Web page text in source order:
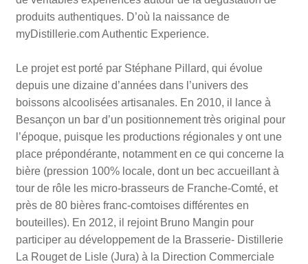
produits authentiques. D’où la naissance de
myDistillerie.com Authentic Experience.
Le projet est porté par Stéphane Pillard, qui évolue
depuis une dizaine d’années dans l’univers des
boissons alcoolisées artisanales. En 2010, il lance à
Besançon un bar d’un positionnement très original pour
l’époque, puisque les productions régionales y ont une
place prépondérante, notamment en ce qui concerne la
bière (pression 100% locale, dont un bec accueillant à
tour de rôle les micro-brasseurs de Franche-Comté, et
près de 80 bières franc-comtoises différentes en
bouteilles). En 2012, il rejoint Bruno Mangin pour
participer au développement de la Brasserie- Distillerie
La Rouget de Lisle (Jura) à la Direction Commerciale